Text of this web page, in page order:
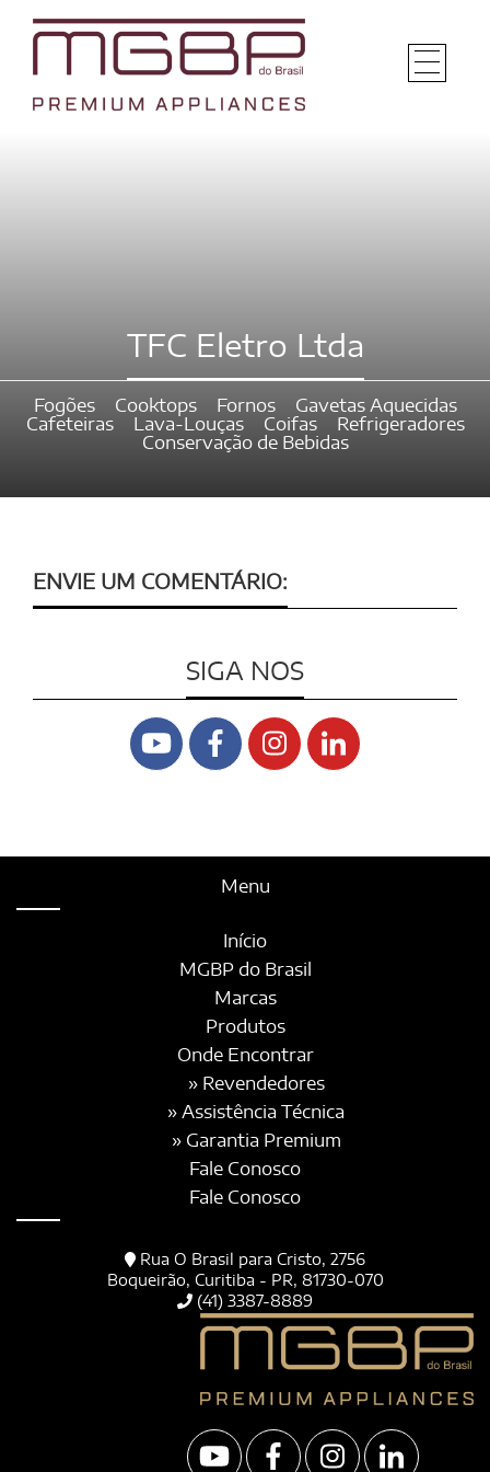
TFC Eletro Ltda
Fogões Cooktops Fornos
Gavetas Aquecidas
Cafeteiras
Lava-Louças Coifas
Refrigeradores
Conservação de Bebidas
ENVIE UM COMENTÁRIO:
SIGA NOS
Menu
Início
MGBP do Brasil
Marcas
Produtos
Onde Encontrar
» Revendedores
» Assistência Técnica
» Garantia Premium
Fale Conosco
Fale Conosco
Rua O Brasil para Cristo, 2756
Boqueirão, Curitiba - PR, 81730-070
(41) 3387-8889